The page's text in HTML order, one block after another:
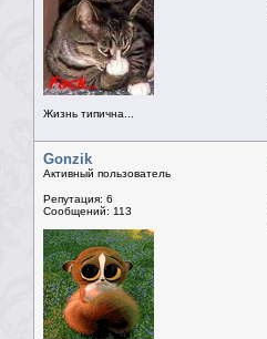
Жизнь типична...
Gonzik
Активный пользователь
Репутация: 6
Сообщений: 113